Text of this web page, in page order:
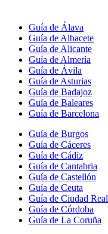
Guía de Álava
Guía de Albacete
Guía de Alicante
Guía de Almería
Guía de Ávila
Guía de Asturias
Guía de Badajoz
Guía de Baleares
Guía de Barcelona
Guía de Burgos
Guía de Cáceres
Guía de Cádiz
Guía de Cantabria
Guía de Castellón
Guía de Ceuta
Guía de Ciudad Real
Guía de Córdoba
Guía de La Coruña